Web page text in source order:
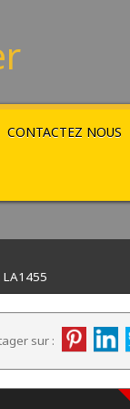
CONTACTEZ NOUS
LA1455
sur :